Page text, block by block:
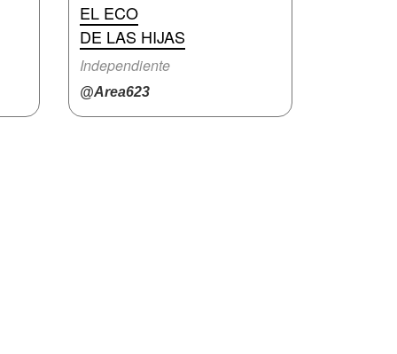
EL ECO
DE LAS HIJAS
Independiente
@Area623